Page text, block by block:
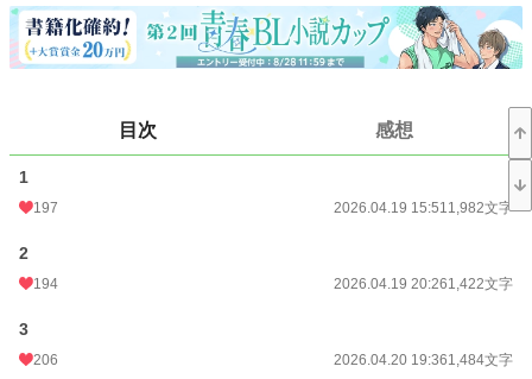
健気に人々の役に立とうと奮闘するリオールが気になり始めるヴァレット(攻・2
※画像は男の子メーカーpicrewさんよりお借りしました。
小説
目次 感想
1
197 2026.04.19 15:511,982文字
2
194 2026.04.19 20:261,422文字
3
206 2026.04.20 19:361,484文字